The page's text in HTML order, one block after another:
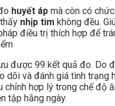
huyết áp mà còn có
nhịp tim không đều.
điều trị thích hợp để
được 99 kết quả đo. Do
dõi và đánh giá tình trạng
chỉnh hợp lý trong chế độ
tập hằng ngày.